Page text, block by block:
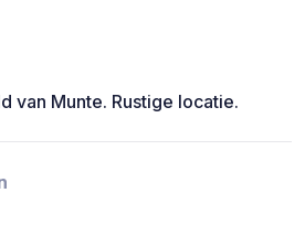
van Munte. Rustige locatie.